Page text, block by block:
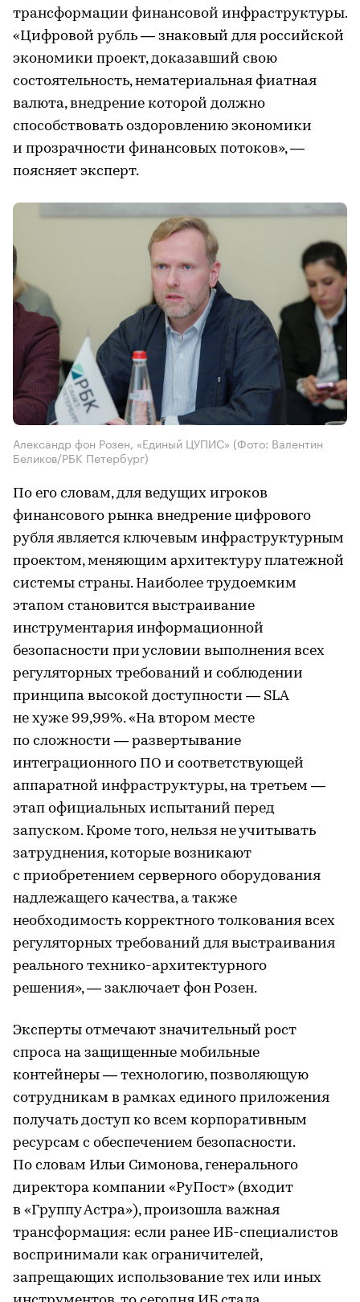
трансформации финансовой инфраструктуры.
«Цифровой рубль — знаковый для российской
экономики проект, доказавший свою
состоятельность, нематериальная фиатная
валюта, внедрение которой должно
способствовать оздоровлению экономики
и прозрачности финансовых потоков», —
поясняет эксперт.
Александр фон Розен, «Единый ЦУПИС» (Фото: Валентин
Беликов/РБК Петербург)
По его словам, для ведущих игроков
финансового рынка внедрение цифрового
рубля является ключевым инфраструктурным
проектом, меняющим архитектуру платежной
системы страны. Наиболее трудоемким
этапом становится выстраивание
инструментария информационной
безопасности при условии выполнения всех
регуляторных требований и соблюдении
принципа высокой доступности — SLA
не хуже 99,99%. «На втором месте
по сложности — развертывание
интеграционного ПО и соответствующей
аппаратной инфраструктуры, на третьем —
этап официальных испытаний перед
запуском. Кроме того, нельзя не учитывать
затруднения, которые возникают
с приобретением серверного оборудования
надлежащего качества, а также
необходимость корректного толкования всех
регуляторных требований для выстраивания
реального технико-архитектурного
решения», — заключает фон Розен.
Эксперты отмечают значительный рост
спроса на защищенные мобильные
контейнеры — технологию, позволяющую
сотрудникам в рамках единого приложения
получать доступ ко всем корпоративным
ресурсам с обеспечением безопасности.
По словам Ильи Симонова, генерального
директора компании «РуПост» (входит
в «Группу Астра»), произошла важная
трансформация: если ранее ИБ-специалистов
воспринимали как ограничителей,
запрещающих использование тех или иных